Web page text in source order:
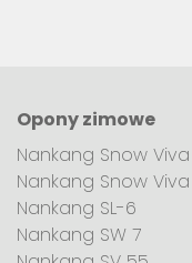
Opony zimowe
Nankang Snow Viva
Nankang Snow
Nankang SL-6
Nankang SW 7